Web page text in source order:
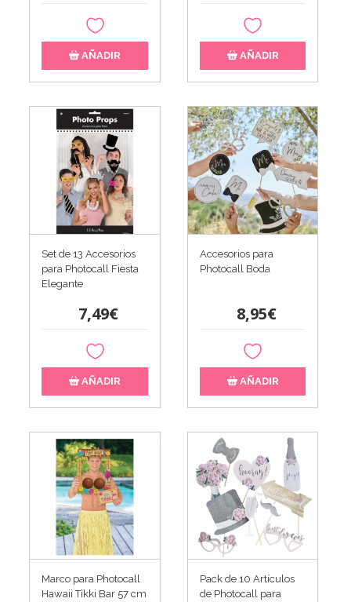
AÑADIR AÑADIR
Set de 13 Accesorios
para Photocall Fiesta
Elegante
7,49€
AÑADIR
Accesorios para
Photocall Boda
8,95€
AÑADIR
Marco para Photocall
Hawaii Tikki Bar 57 cm
Pack de 10 Artículos
de Photocall para